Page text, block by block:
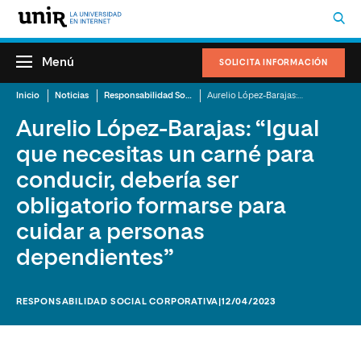
SOLICITA INFORMACIÓN
Menú
Inicio Noticias Responsabilidad Social Corporativa
Aurelio López-Barajas: “Igual
que necesitas un carné para
conducir, debería ser
obligatorio formarse para
cuidar a personas
dependientes”
RESPONSABILIDAD SOCIAL CORPORATIVA |12/04/2023